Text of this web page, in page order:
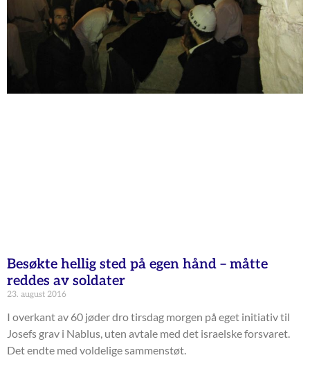
Besøkte hellig sted på egen hånd – måtte
reddes av soldater
23. august 2016
I overkant av 60 jøder dro tirsdag morgen på eget initiativ til
Josefs grav i Nablus, uten avtale med det israelske forsvaret.
Det endte med voldelige sammenstøt.